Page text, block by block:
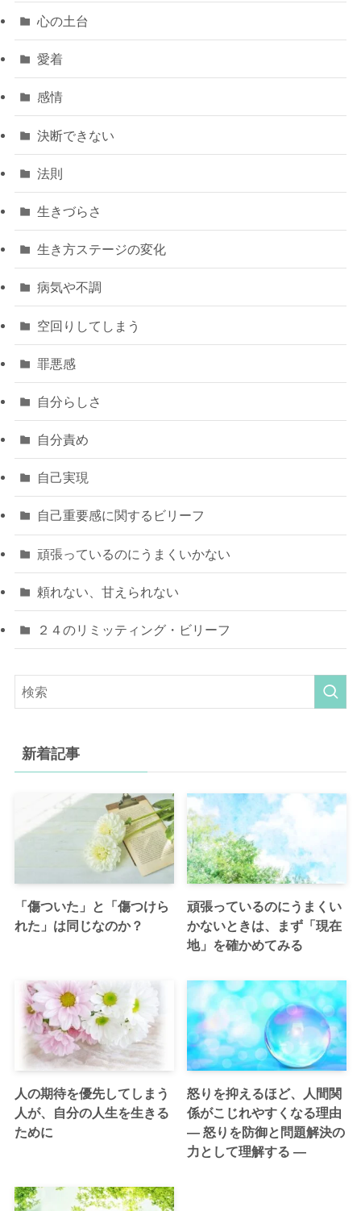
心の土台
愛着
感情
決断できない
法則
生きづらさ
生き方ステージの変化
病気や不調
空回りしてしまう
罪悪感
自分らしさ
自分責め
自己実現
自己重要感に関するビリーフ
頑張っているのにうまくいかない
頼れない、甘えられない
２４のリミッティング・ビリーフ
新着記事
「傷ついた」と「傷つけら
れた」は同じなのか？
頑張っているのにうまくい
かないときは、まず「現在
地」を確かめてみる
人の期待を優先してしまう
人が、自分の人生を生きる
ために
怒りを抑えるほど、人間関
係がこじれやすくなる理由
― 怒りを防御と問題解決の
力として理解する ―